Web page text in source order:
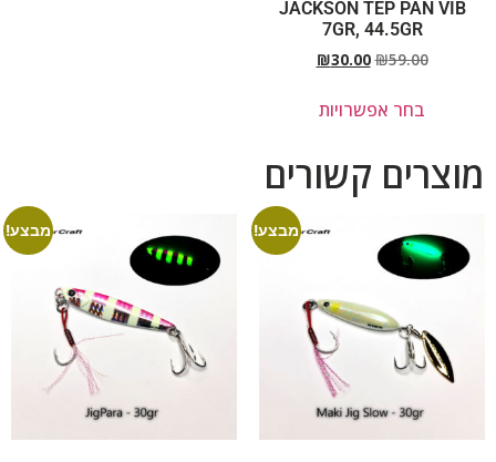
JACKSON TEP PAN VIB
7GR, 44.5GR
₪59.00
₪30.00
בחר אפשרויות
מוצרים קשורים
מבצע! מבצע!